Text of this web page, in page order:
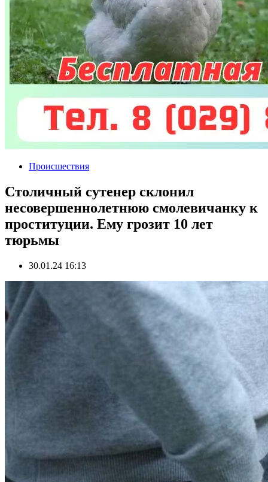
Происшествия
Столичный сутенер склонил
несовершеннолетнюю смолевичанку к
проституции. Ему грозит 10 лет
тюрьмы
30.01.24 16:13